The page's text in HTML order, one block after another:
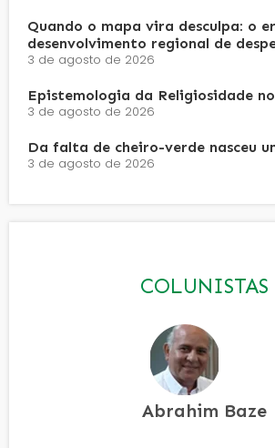
Quando o mapa vira desculpa: o
desenvolvimento regional de
3 de agosto de 2026
Epistemologia da Religiosidade
3 de agosto de 2026
Da falta de cheiro-verde nasceu
3 de agosto de 2026
COLUNISTAS
Abrahim Baze